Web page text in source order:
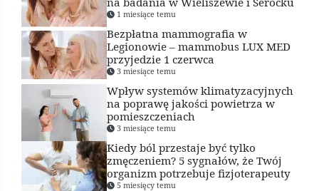
1 miesiące temu
Bezpłatna mammografia w
Legionowie – mammobus LUX MED
przyjedzie 1 czerwca
3 miesiące temu
Wpływ systemów klimatyzacyjnych
na poprawę jakości powietrza w
pomieszczeniach
3 miesiące temu
Kiedy ból przestaje być tylko
zmęczeniem? 5 sygnałów, że Twój
organizm potrzebuje fizjoterapeuty
5 miesięcy temu